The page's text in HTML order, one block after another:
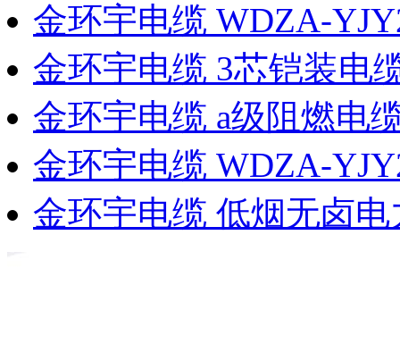
金环宇电缆 WDZA-
金环宇电缆 3芯铠装电
金环宇电缆 a级阻燃电
金环宇电缆 WDZA-
金环宇电缆 低烟无卤